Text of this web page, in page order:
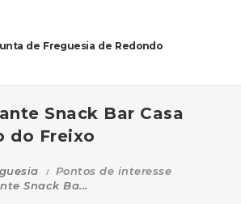
de Freguesia de Redondo
Snack Bar Casa
do Freixo
Pontos de interesse
Snack Ba...